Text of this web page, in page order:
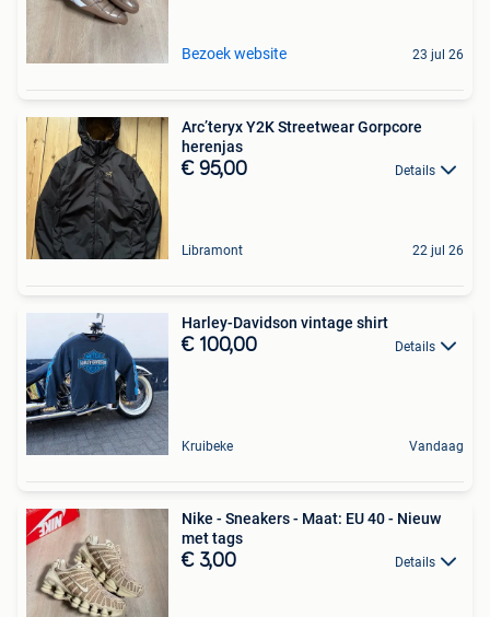
Bezoek website 23 jul 26
Arc’teryx Y2K Streetwear Gorpcore
herenjas
€ 95,00 Details
Libramont 22 jul 26
Harley-Davidson vintage shirt
€ 100,00 Details
Kruibeke Vandaag
Nike - Sneakers - Maat: EU 40 - Nieuw
met tags
€ 3,00 Details